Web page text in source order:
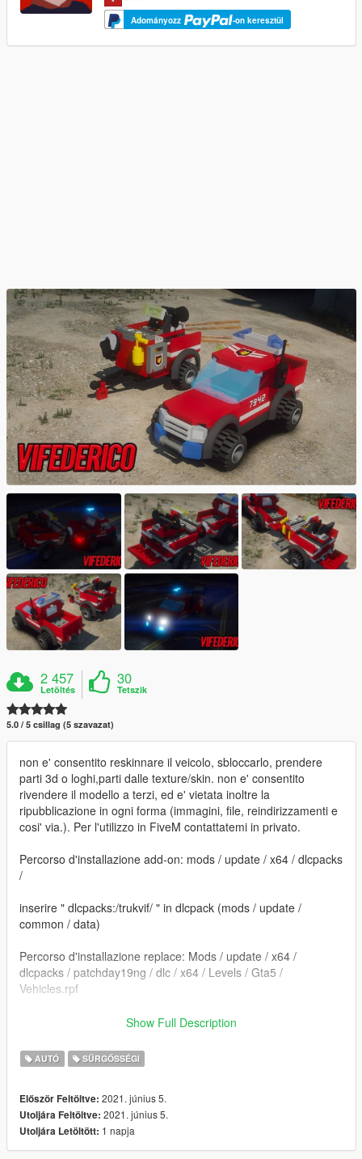
Adományozz -on keresztül
2 457
Letöltés
30
Tetszik
5.0 / 5 csillag (5 szavazat)
non e' consentito reskinnare il veicolo, sbloccarlo, prendere
parti 3d o loghi,parti dalle texture/skin. non e' consentito
rivendere il modello a terzi, ed e' vietata inoltre la
ripubblicazione in ogni forma (immagini, file, reindirizzamenti e
cosi' via.). Per l'utilizzo in FiveM contattatemi in privato.
Percorso d'installazione add-on: mods / update / x64 / dlcpacks
/
inserire " dlcpacks:/trukvif/ " in dlcpack (mods / update /
common / data)
Percorso d'installazione replace: Mods / update / x64 /
dlcpacks / patchday19ng / dlc / x64 / Levels / Gta5 /
Vehicles.rpf
==================================================
Sostituire i file. e' consigliato creare una cartella mod tramite il
Per dubbi o problemi contattatemi, vi rispondero' il piu' presto
possibile.
Show Full Description
AUTÓ SŰRGŐSSÉGI
Először Feltöltve: 2021. június 5.
Utoljára Feltöltve: 2021. június 5.
Utoljára Letöltött: 1 napja